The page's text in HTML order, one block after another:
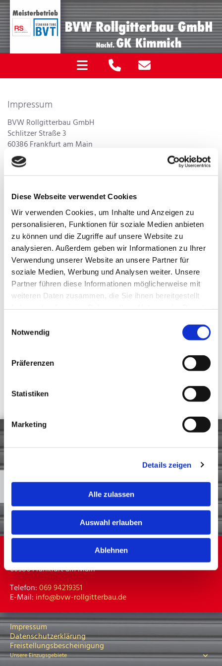
Diese Webseite verwendet Cookies
Wir verwenden Cookies, um Inhalte und Anzeigen zu
personalisieren, Funktionen für soziale Medien anbieten
zu können und die Zugriffe auf unsere Website zu
analysieren. Außerdem geben wir Informationen zu Ihrer
Verwendung unserer Website an unsere Partner für
soziale Medien, Werbung und Analysen weiter. Unsere
Partner führen diese Informationen möglicherweise mit
weiteren Daten zusammen, die Sie ihnen bereitgestellt
Notwendig
Präferenzen
Statistiken
Marketing
Details zeigen
Alle zulassen
Auswahl erlauben
Ablehnen
Impressum
BVW Rollgitterbau GmbH
Schlitzer Straße 3
60386 Frankfurt am Main
Telefon:
E-Mail:info@bvw-rollgitterbau.de
Geschäftsführer: Dirk Schmidt
Registergericht: Amtsgericht Frankfurt am Main
Registernummer: HRB 36848
USt-IdNr.: DE158765907
Die Europäische Kommission stellt eine Plattform für die
außergerichtliche Online-Streitbeilegung (OS-Plattform)
bereit, die unterwww.ec.europa.eu/consumers/odr
aufrufbar ist. Unsere E-Mail-Adresse finden Sie in unserem
Impressum. Wir sind weder verpflichtet noch bereit, an dem
Streitschlichtungsverfahren teilzunehmen.
Bitte akzeptieren Sie Marketing-Cookies, um diese
BVW Rollgitterbau GmbH
Schlitzer Straße 3
60386 Frankfurt am Main
Telefon:069 94219351
E-Mail: info@bvw-rollgitterbau.de
Impressum
Datenschutzerklärung
Freistellungsbescheinigung
Unsere Einzugsgebiete